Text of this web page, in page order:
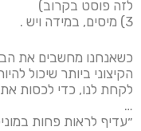
לזה פוסט בקרוב)
3) מיסים, במידה ויש .
כשאנחנו מחשבים את
הקיצוני ביותר שיכול
לקחת לנו, כדי לכסות
…
״עדיף לראות פחות